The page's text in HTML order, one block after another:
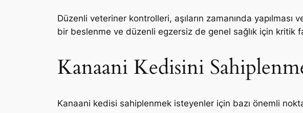
Düzenli veteriner kontrolleri, aşıların zamanında yapılması
bir beslenme ve düzenli egzersiz de genel sağlık için kritik
Kanaani Kedisini
Kanaani kedisi sahiplenmek isteyenler için bazı önemli